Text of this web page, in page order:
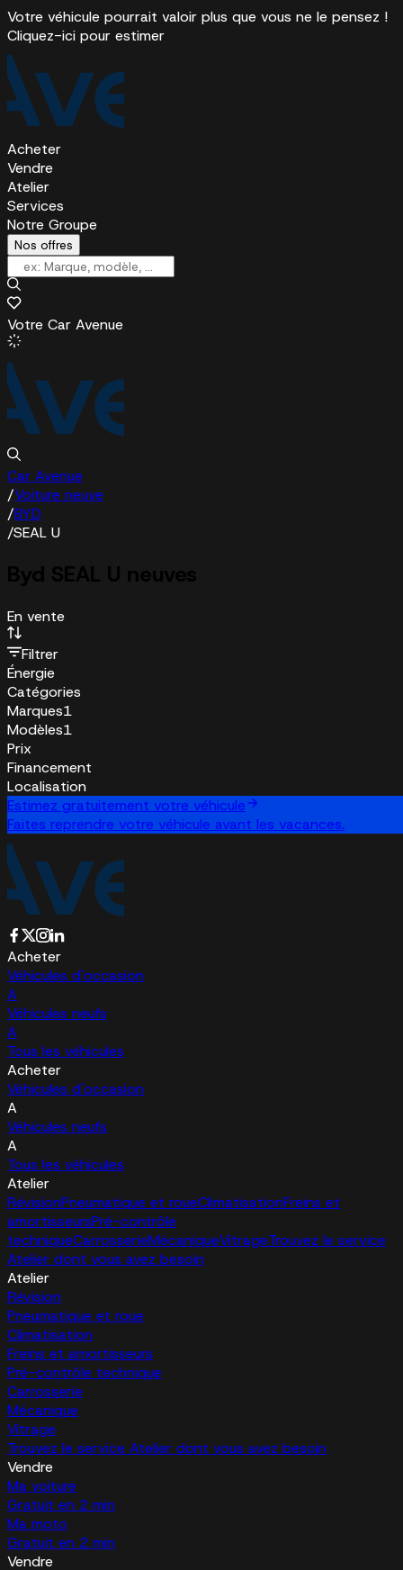
Votre véhicule pourrait valoir plus que vous ne le pensez !
Cliquez-ici pour estimer
Acheter
Vendre
Atelier
Services
Notre Groupe
Nos offres
Votre Car Avenue
Car Avenue
/Voiture neuve
/BYD
/SEAL U
En vente
Filtrer
Énergie
Catégories
Marques1
Modèles1
Prix
Financement
Localisation
Estimez gratuitement votre véhicule
Faites reprendre votre véhicule avant les vacances.
Acheter
Véhicules d'occasion
A
Véhicules neufs
A
Tous les véhicules
Acheter
Véhicules d'occasion
A
Véhicules neufs
A
Tous les véhicules
Atelier
RévisionPneumatique et roueClimatisationFreins et
amortisseursPré-contrôle
techniqueCarrosserieMécaniqueVitrageTrouvez le service
Atelier dont vous avez besoin
Atelier
Révision
Pneumatique et roue
Climatisation
Freins et amortisseurs
Pré-contrôle technique
Carrosserie
Mécanique
Vitrage
Trouvez le service Atelier dont vous avez besoin
Vendre
Ma voiture
Gratuit en 2 min
Ma moto
Gratuit en 2 min
Vendre